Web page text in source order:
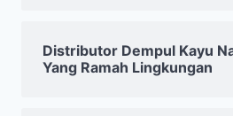
Distributor Dempul Kayu
Yang Ramah Lingkungan